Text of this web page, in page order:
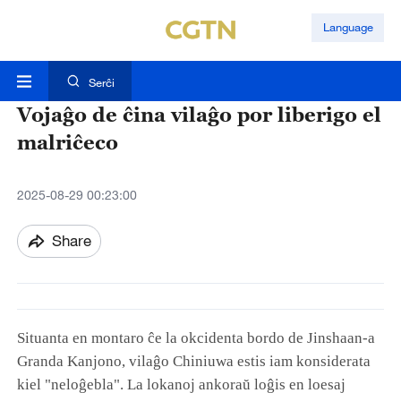
Language
Serĉi
Vojaĝo de ĉina vilaĝo por liberigo el
malriĉeco
2025-08-29 00:23:00
Share
Situanta en montaro ĉe la okcidenta bordo de Jinshaan-a
Granda Kanjono, vilaĝo Chiniuwa estis iam konsiderata
kiel "neloĝebla". La lokanoj ankoraŭ loĝis en loesaj